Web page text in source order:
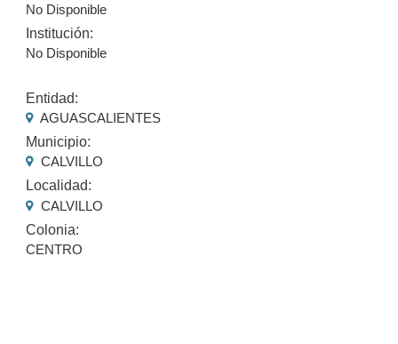
No Disponible
Institución:
No Disponible
Entidad:
AGUASCALIENTES
Municipio:
CALVILLO
Localidad:
CALVILLO
Colonia:
CENTRO